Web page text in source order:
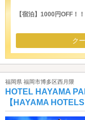
【宿泊】1000円OFF！！
ク
福岡県 福岡市博多区西月隈
HOTEL HAYAMA
【HAYAMA HOTELS